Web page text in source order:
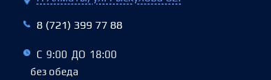
8 (721) 399 77 88
С 9:00 ДО 18:00
без обеда